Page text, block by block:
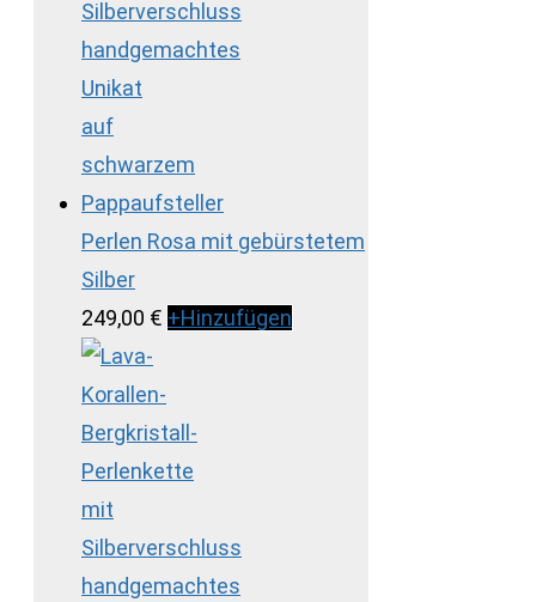
Perlen Rosa mit gebürstetem
Silber
249,00 € +Hinzufügen